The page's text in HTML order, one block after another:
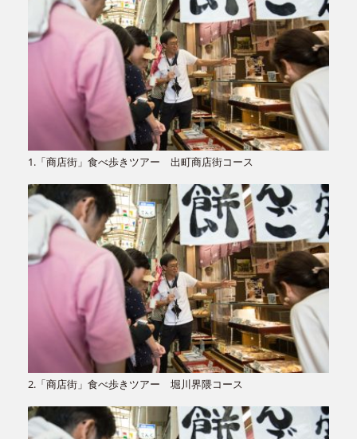
1.「商店街」食べ歩きツアー 出町商店街コース
2.「商店街」食べ歩きツアー 堀川界隈コース